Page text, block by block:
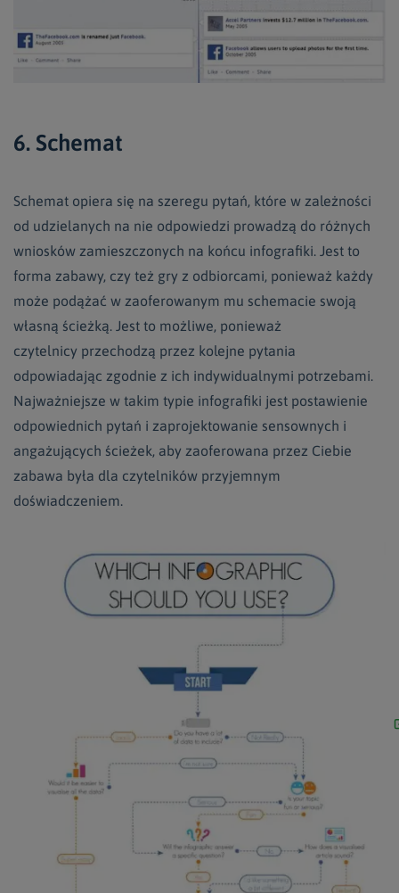
6. Schemat
Schemat opiera się na szeregu pytań, które w zależności
od udzielanych na nie odpowiedzi prowadzą do różnych
wniosków zamieszczonych na końcu infografiki. Jest to
forma zabawy, czy też gry z odbiorcami, ponieważ każdy
może podążać w zaoferowanym mu schemacie swoją
własną ścieżką. Jest to możliwe, ponieważ
czytelnicy przechodzą przez kolejne pytania
odpowiadając zgodnie z ich indywidualnymi potrzebami.
Najważniejsze w takim typie infografiki jest postawienie
odpowiednich pytań i zaprojektowanie sensownych i
angażujących ścieżek, aby zaoferowana przez Ciebie
zabawa była dla czytelników przyjemnym
doświadczeniem.